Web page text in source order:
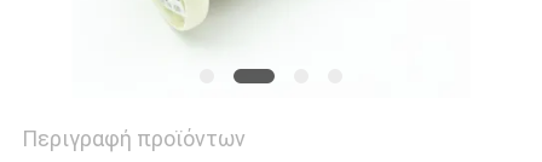
Περιγραφή προϊόντων